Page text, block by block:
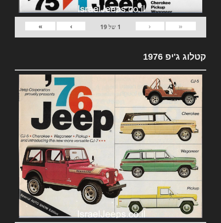
«
‹
1 של19
›
»
קטלוג ג'יפ 1976